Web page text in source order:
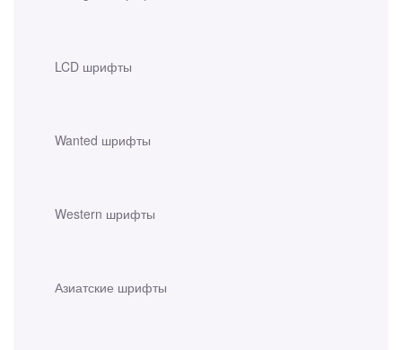
LCD шрифты
Wanted шрифты
Western шрифты
Азиатские шрифты